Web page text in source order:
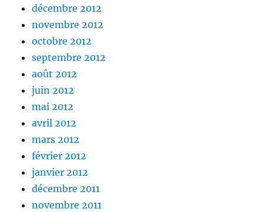
décembre 2012
novembre 2012
octobre 2012
septembre 2012
août 2012
juin 2012
mai 2012
avril 2012
mars 2012
février 2012
janvier 2012
décembre 2011
novembre 2011